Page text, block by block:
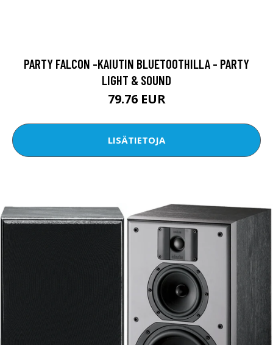
PARTY FALCON -KAIUTIN BLUETOOTHILLA - PARTY
LIGHT & SOUND
79.76 EUR
LISÄTIETOJA